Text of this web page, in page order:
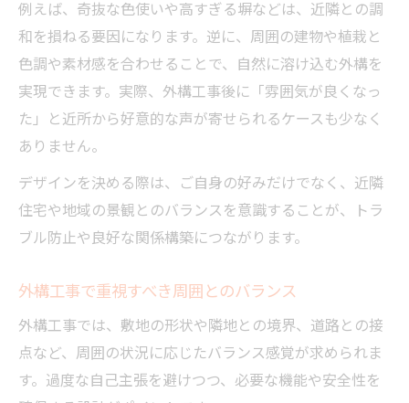
外構工事で後悔しないためのケーススタデ
ィ
外構工事で地域と共に暮らすポイント解説
外構工事で地域と良好な関係を築く視点
外構工事が地域コミュニティに及ぼす影響
外構工事を通じた地域との円滑な付き合い
方
外構工事後に続く地域交流の大切さ
例えば、奇抜な色使いや高すぎる塀などは、近隣との調
和を損ねる要因になります。逆に、周囲の建物や植栽と
色調や素材感を合わせることで、自然に溶け込む外構を
実現できます。実際、外構工事後に「雰囲気が良くなっ
た」と近所から好意的な声が寄せられるケースも少なく
ありません。
デザインを決める際は、ご自身の好みだけでなく、近隣
住宅や地域の景観とのバランスを意識することが、トラ
ブル防止や良好な関係構築につながります。
外構工事で重視すべき周囲とのバランス
外構工事では、敷地の形状や隣地との境界、道路との接
点など、周囲の状況に応じたバランス感覚が求められま
す。過度な自己主張を避けつつ、必要な機能や安全性を